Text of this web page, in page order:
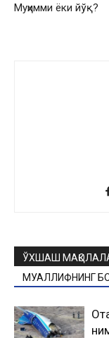
Муҳимми ёки йўқ?
ЎХШАШ
МУАЛЛИФНИНГ